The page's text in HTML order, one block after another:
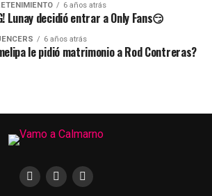
6 años atrás
Lunay decidió entrar a Only Fans😏
6 años atrás
le pidió matrimonio a Rod Contreras?